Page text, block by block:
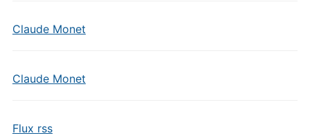
Claude Monet
Claude Monet
Flux rss